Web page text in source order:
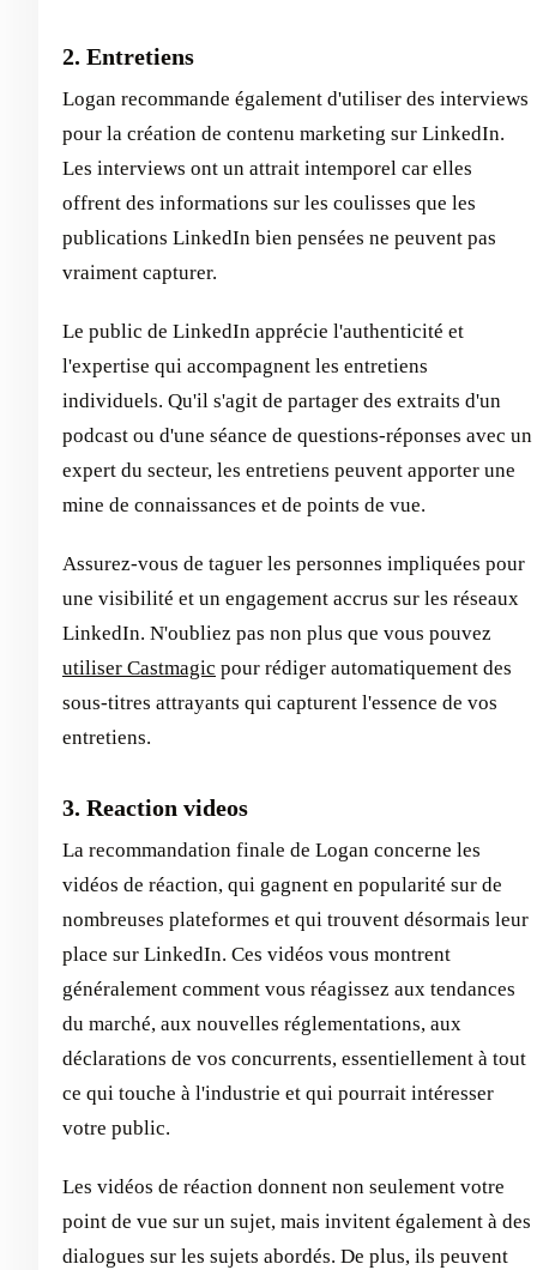
2. Entretiens
Logan recommande également d'utiliser des interviews
pour la création de contenu marketing sur LinkedIn.
Les interviews ont un attrait intemporel car elles
offrent des informations sur les coulisses que les
publications LinkedIn bien pensées ne peuvent pas
vraiment capturer.
Le public de LinkedIn apprécie l'authenticité et
l'expertise qui accompagnent les entretiens
individuels. Qu'il s'agit de partager des extraits d'un
podcast ou d'une séance de questions-réponses avec un
expert du secteur, les entretiens peuvent apporter une
mine de connaissances et de points de vue.
Assurez-vous de taguer les personnes impliquées pour
une visibilité et un engagement accrus sur les réseaux
LinkedIn. N'oubliez pas non plus que vous pouvez
utiliser Castmagic pour rédiger automatiquement des
sous-titres attrayants qui capturent l'essence de vos
entretiens.
3. Reaction videos
La recommandation finale de Logan concerne les
vidéos de réaction, qui gagnent en popularité sur de
nombreuses plateformes et qui trouvent désormais leur
place sur LinkedIn. Ces vidéos vous montrent
généralement comment vous réagissez aux tendances
du marché, aux nouvelles réglementations, aux
déclarations de vos concurrents, essentiellement à tout
ce qui touche à l'industrie et qui pourrait intéresser
votre public.
Les vidéos de réaction donnent non seulement votre
point de vue sur un sujet, mais invitent également à des
dialogues sur les sujets abordés. De plus, ils peuvent